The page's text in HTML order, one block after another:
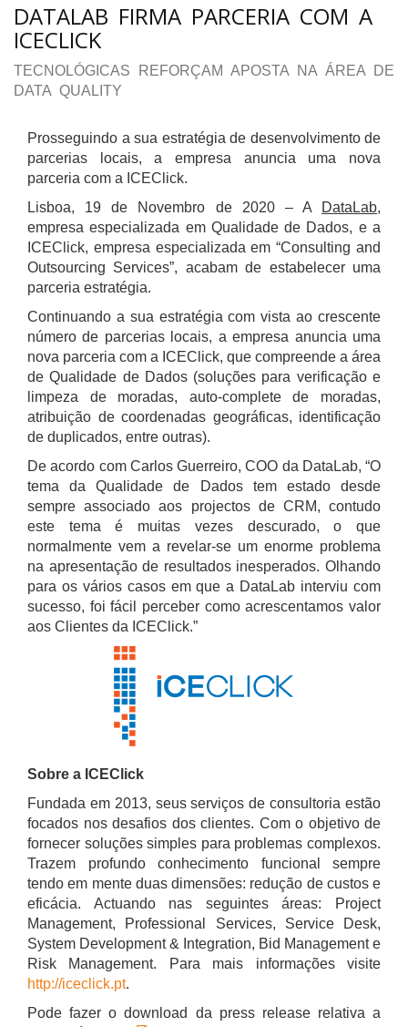
DATALAB FIRMA PARCERIA COM A
ICECLICK
TECNOLÓGICAS REFORÇAM APOSTA NA ÁREA DE
DATA QUALITY
Prosseguindo a sua estratégia de desenvolvimento de
parcerias locais, a empresa anuncia uma nova
parceria com a ICEClick.
Lisboa, 19 de Novembro de 2020 – A
DataLab,
empresa especializada em Qualidade de Dados, e a
ICEClick, empresa especializada em “Consulting and
Outsourcing Services”, acabam de estabelecer uma
parceria estratégia.
Continuando a sua estratégia com vista ao crescente
número de parcerias locais, a empresa anuncia uma
nova parceria com a ICEClick, que compreende a área
de Qualidade de Dados (soluções para verificação e
limpeza de moradas, auto-complete de moradas,
atribuição de coordenadas geográficas, identificação
de duplicados, entre outras).
De acordo com Carlos Guerreiro, COO da DataLab, “O
tema da Qualidade de Dados tem estado desde
sempre associado aos projectos de CRM, contudo
este tema é muitas vezes descurado, o que
normalmente vem a revelar-se um enorme problema
na apresentação de resultados inesperados. Olhando
para os vários casos em que a DataLab interviu com
sucesso, foi fácil perceber como acrescentamos valor
aos Clientes da ICEClick.”
Sobre a ICEClick
Fundada em 2013, seus serviços de consultoria estão
focados nos desafios dos clientes. Com o objetivo de
fornecer soluções simples para problemas complexos.
Trazem profundo conhecimento funcional sempre
tendo em mente duas dimensões: redução de custos e
eficácia. Actuando nas seguintes áreas: Project
Management, Professional Services, Service Desk,
System Development & Integration, Bid Management e
Risk Management. Para mais informações visite
http://iceclick.pt.
Pode fazer o download da press release relativa a